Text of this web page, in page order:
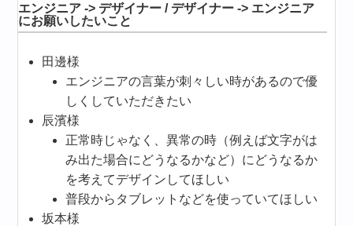
エンジニア -> デザイナー / デザイナー -> エンジニア
にお願いしたいこと
田邊様
エンジニアの言葉が刺々しい時があるので優
しくしていただきたい
辰濱様
正常時じゃなく、異常の時（例えば文字がは
み出た場合にどうなるかなど）にどうなるか
を考えてデザインしてほしい
普段からタブレットなどを使っていてほしい
坂本様